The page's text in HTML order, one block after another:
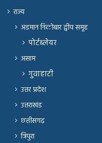
राज्य
अंडमान निकोबार द्वीप समूह
पोर्टब्लेयर
असाम
गुवाहाटी
उत्तर प्रदेश
उत्तराखंड
छत्तीसगढ़
त्रिपुरा